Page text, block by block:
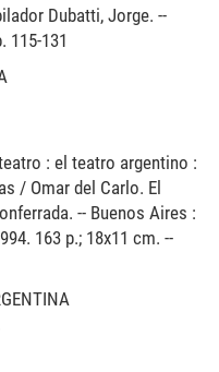
Dubatti, Jorge. --
115-131
: el teatro argentino :
/ Omar del Carlo. El
-- Buenos Aires :
163 p.; 18x11 cm. --